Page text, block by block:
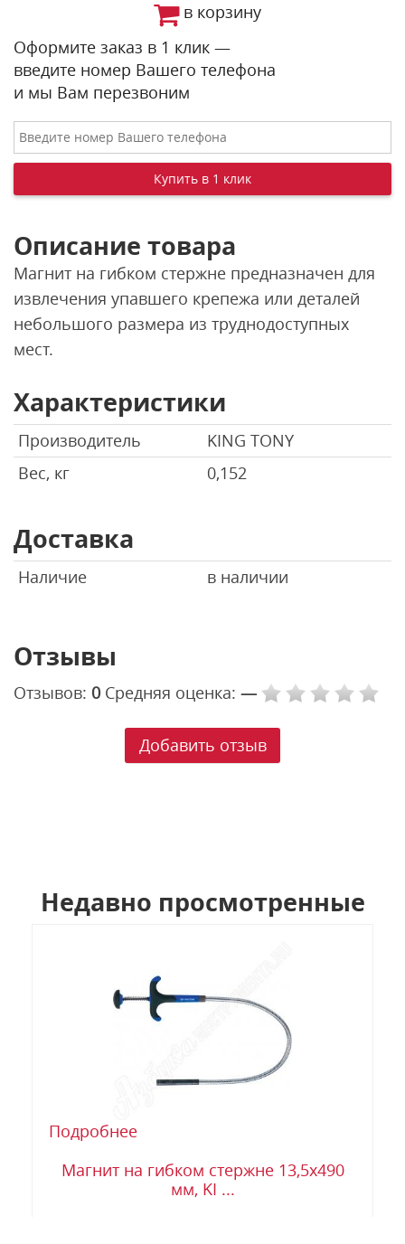
в корзину
Оформите заказ в 1 клик —
введите номер Вашего телефона
и мы Вам перезвоним
Описание товара
Магнит на гибком стержне предназначен для
извлечения упавшего крепежа или деталей
небольшого размера из труднодоступных
мест.
Характеристики
Производитель
KING TONY
Вес, кг
0,152
Доставка
Наличие в наличии
Отзывы
Отзывов: 0 Средняя оценка: —
Добавить отзыв
Недавно просмотренные
Подробнее
Магнит на гибком стержне 13,5х490
мм, KI ...